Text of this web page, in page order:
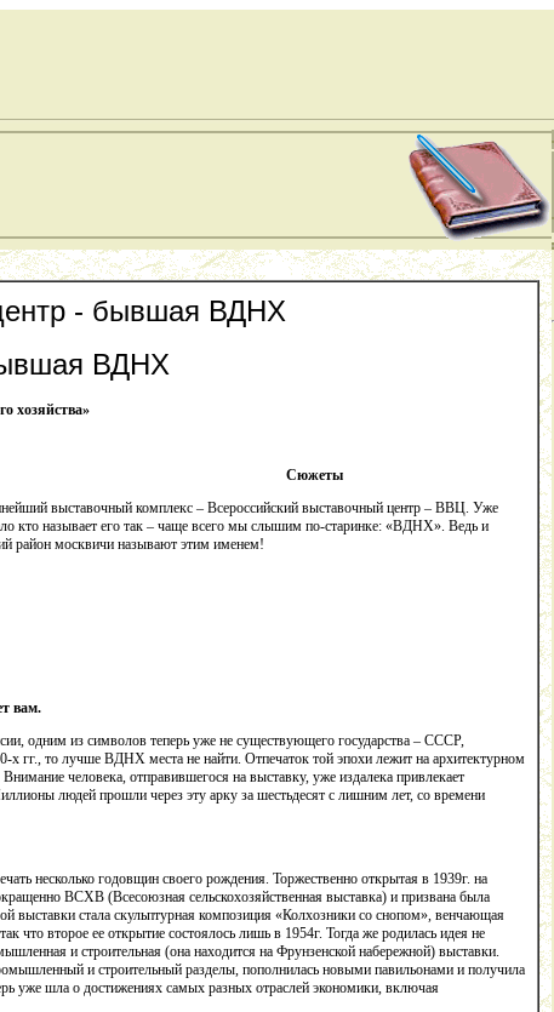
- бывшая ВДНХ
ВДНХ
хозяйства»
выставочный комплекс – Всероссийский выставочный центр – ВВЦ. Уже
кто называет его так – чаще всего мы слышим по-старинке: «ВДНХ». Ведь и
район москвичи называют этим именем!
вам.
одним из символов теперь уже не существующего государства – СССР,
гг., то лучше ВДНХ места не найти. Отпечаток той эпохи лежит на архитектурном
человека, отправившегося на выставку, уже издалека привлекает
людей прошли через эту арку за шестьдесят с лишним лет, со времени
несколько годовщин своего рождения. Торжественно открытая в 1939г. на
ВСХВ (Всесоюзная сельскохозяйственная выставка) и призвана была
выставки стала скульптурная композиция «Колхозники со снопом», венчающая
что второе ее открытие состоялось лишь в 1954г. Тогда же родилась идея не
и строительная (она находится на Фрунзенской набережной) выставки.
и строительный разделы, пополнилась новыми павильонами и получила
уже шла о достижениях самых разных отраслей экономики, включая